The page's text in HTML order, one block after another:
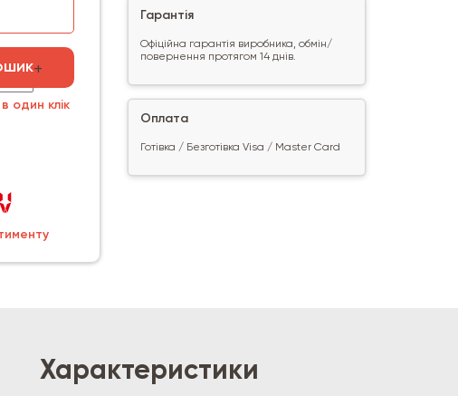
один клік
Гарантія
Офіційна гарантія виробника, обмін/
повернення протягом 14 днів.
Оплата
Готівка / Безготівка Visa / Master Card
Характеристики